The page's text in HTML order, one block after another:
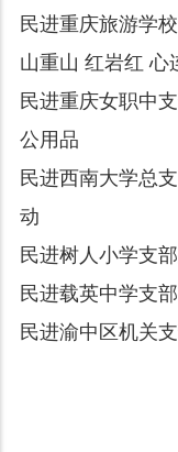
民进重庆旅游学
山重山 红岩红 心
民进重庆女职中
公用品
民进西南大学总
动
民进树人小学支
民进载英中学支
民进渝中区机关